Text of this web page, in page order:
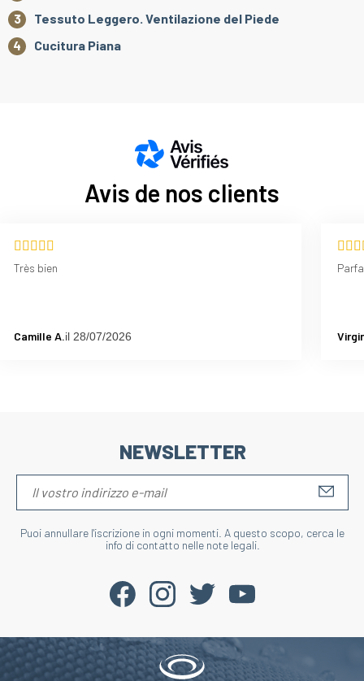
Tessuto Leggero. Ventilazione del Piede
Cucitura Piana
Avis de nos clients
Très bien
Camille A.il 28/07/2026
NEWSLETTER
Puoi annullare l'iscrizione in ogni momenti. A questo scopo, cerca le
info di contatto nelle note legali.